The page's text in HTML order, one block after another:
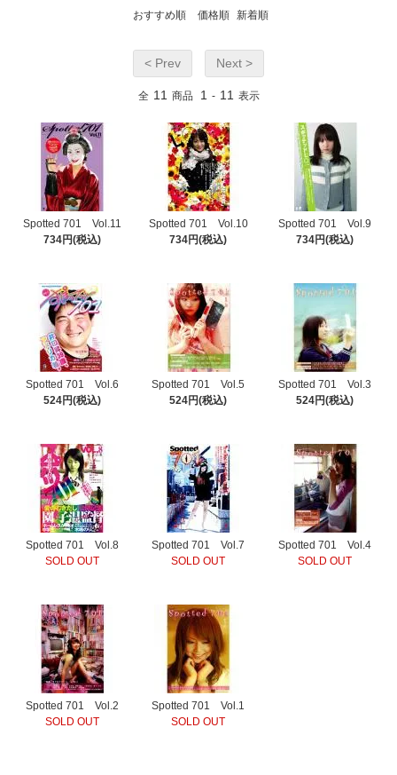
おすすめ順 価格順 新着順
< Prev Next >
全 11 商品 1 - 11 表示
Spotted 701 Vol.11
734円(税込)
Spotted 701 Vol.10
734円(税込)
Spotted 701 Vol.9
734円(税込)
Spotted 701 Vol.6
524円(税込)
Spotted 701 Vol.5
524円(税込)
Spotted 701 Vol.3
524円(税込)
Spotted 701 Vol.8
SOLD OUT
Spotted 701 Vol.7
SOLD OUT
Spotted 701 Vol.4
SOLD OUT
Spotted 701 Vol.2
SOLD OUT
Spotted 701 Vol.1
SOLD OUT